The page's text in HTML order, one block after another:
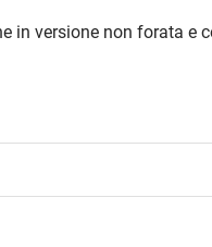
in versione non forata e